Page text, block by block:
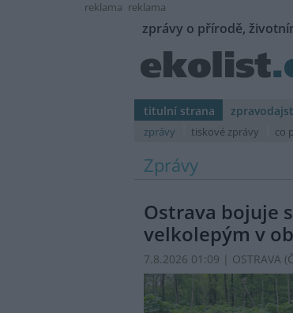
reklama reklama
zprávy o přírodě,
titulní strana
zprávy tiskové zprávy co
Zprávy
Ostrava bojuje
velkolepým v
7.8.2026 01:09 | OSTRAVA (